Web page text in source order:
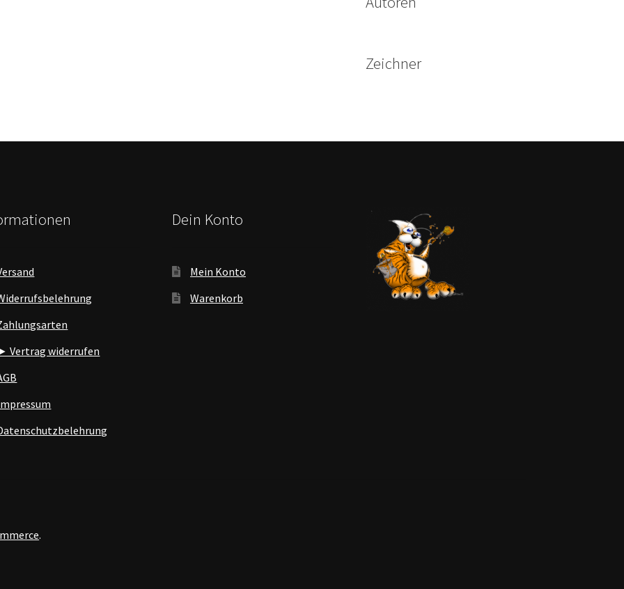
Zeichner
Vertrag widerrufen
Dein Konto
Mein Konto
Warenkorb
.